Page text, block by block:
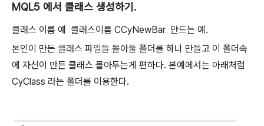
MQL5 에서 클래스 생성하기.
클래스 이름 예 클래스이름 CCyNewBar 만드는 예.
본인이 만든 클래스 파일들 몰아둘 폴더를 하나 만들고 이 폴더속
에 자신이 만든 클래스 몰아두는게 편하다. 본예에서는 아래처럼
CyClass 라는 폴더를 이용한다.